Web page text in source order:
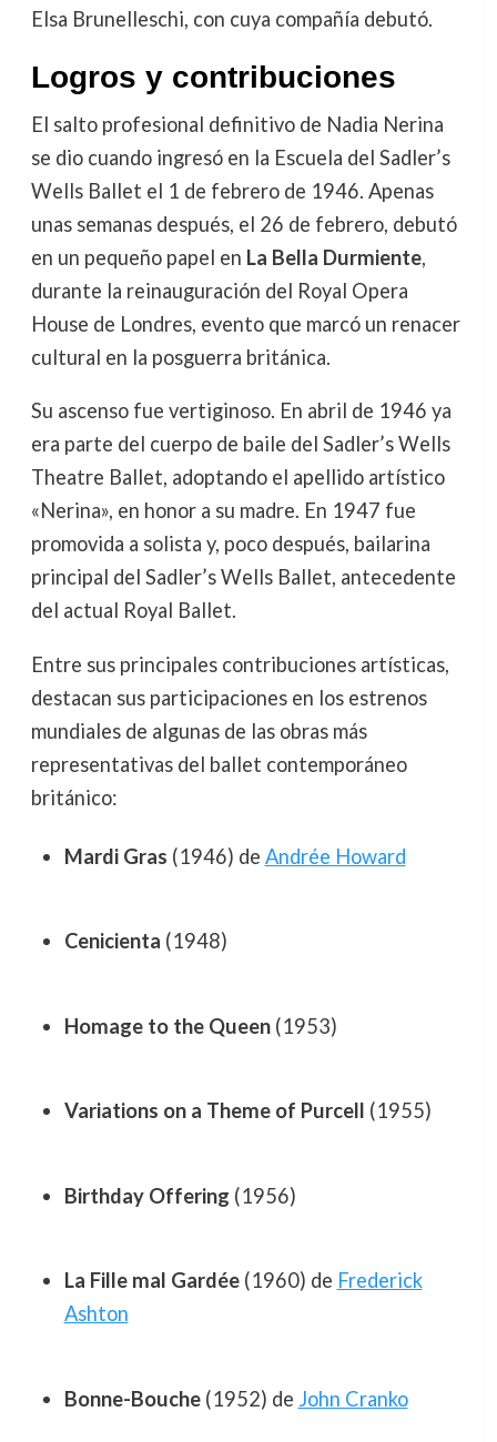
Elsa Brunelleschi, con cuya compañía debutó.
Logros y contribuciones
El salto profesional definitivo de Nadia Nerina
se dio cuando ingresó en la Escuela del Sadler’s
Wells Ballet el 1 de febrero de 1946. Apenas
unas semanas después, el 26 de febrero, debutó
en un pequeño papel en La Bella Durmiente,
durante la reinauguración del Royal Opera
House de Londres, evento que marcó un renacer
cultural en la posguerra británica.
Su ascenso fue vertiginoso. En abril de 1946 ya
era parte del cuerpo de baile del Sadler’s Wells
Theatre Ballet, adoptando el apellido artístico
«Nerina», en honor a su madre. En 1947 fue
promovida a solista y, poco después, bailarina
principal del Sadler’s Wells Ballet, antecedente
del actual Royal Ballet.
Entre sus principales contribuciones artísticas,
destacan sus participaciones en los estrenos
mundiales de algunas de las obras más
representativas del ballet contemporáneo
británico:
Mardi Gras (1946) de Andrée Howard
Cenicienta (1948)
Homage to the Queen(1953)
Variations on a Theme of Purcell (1955)
Birthday Offering (1956)
La Fille mal Gardée(1960) de Frederick
Ashton
Bonne-Bouche(1952) de John Cranko